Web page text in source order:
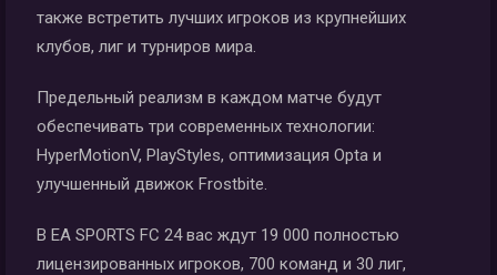
также встретить лучших игроков из крупнейших
клубов, лиг и турниров мира.
Предельный реализм в каждом матче будут
обеспечивать три современных технологии:
HyperMotionV, PlayStyles, оптимизация Opta и
улучшенный движок Frostbite.
В EA SPORTS FC 24 вас ждут 19 000 полностью
лицензированных игроков, 700 команд и 30 лиг,